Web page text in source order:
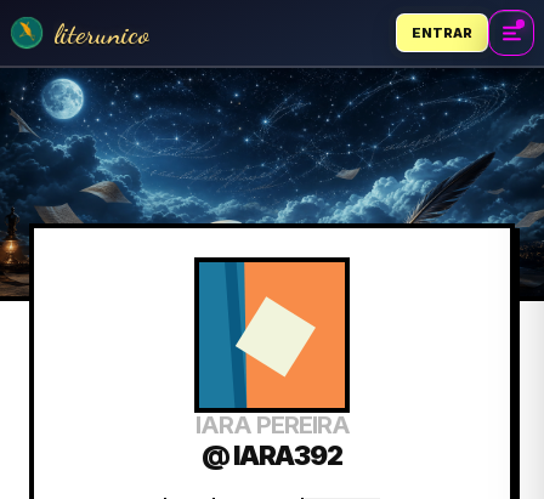
literunico ENTRAR
IARA PEREIRA
@ IARA392